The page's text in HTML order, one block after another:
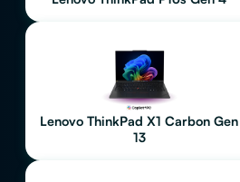
Lenovo ThinkPad X1 Carbon Gen
13